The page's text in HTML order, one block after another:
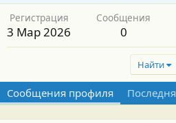
Регистрация
3 Мар 2026
Сообщения
0
Найти
Сообщения профиля